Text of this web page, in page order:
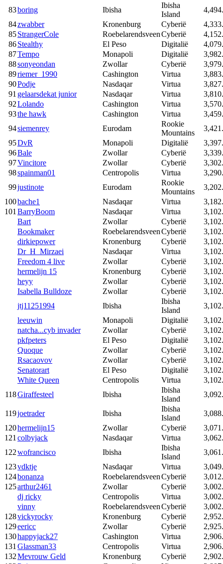
83boring Ibisha
Ibisha
Island
84zwabber Kronenburg Cyberië
85StrangerCole RoebelarendsveenCyberië
86Stealthy El Peso Digitalië
87Tempo Monapoli Digitalië
88sonyeondan Zwollar Cyberië
89riemer_1990 Cashington Virtua
90Podje Nasdaqar Virtua
91 gelaarsdekat junior Nasdaqar Virtua
92Lolando Cashington Virtua
93the hawk Cashington Virtua
94siemenrey Eurodam
Rookie
Mountains
95DvR Monapoli Digitalië
96Bale Zwollar Cyberië
97Vincitore Zwollar Cyberië
98spainman01 Centropolis Virtua
99justinote Eurodam
Rookie
Mountains
100bache1 Nasdaqar Virtua
101 BarryBoom Nasdaqar Virtua
Bart
Zwollar Cyberië
Bookmaker
RoebelarendsveenCyberië
dirkiepower
Kronenburg Cyberië
Dr_H_Mirzaei
Nasdaqar Virtua
Freedom 4 live
Zwollar Cyberië
hermelijn 15
Kronenburg Cyberië
heyy
Zwollar Cyberië
Isabella Bulldoze
Zwollar Cyberië
jtj11251994
Ibisha
Ibisha
Island
leeuwin
Monapoli Digitalië
natcha...cyb invader
Zwollar Cyberië
pkfpeters
El Peso Digitalië
Quoque
Zwollar Cyberië
Rsacaovov
Zwollar Cyberië
Senatorart
El Peso Digitalië
White Queen
Centropolis Virtua
118Giraffesteel Ibisha
Ibisha
Island
119joetrader Ibisha
Ibisha
Island
120hermelijn15 Zwollar Cyberië
121 colbyjack Nasdaqar Virtua
122wofrancisco Ibisha
Ibisha
Island
123vdktje Nasdaqar Virtua
124bonanza RoebelarendsveenCyberië
125arthur2461 Zwollar Cyberië
dj ricky
Centropolis Virtua
vinny
RoebelarendsveenCyberië
128vickyrocky Kronenburg Cyberië
129eericc Zwollar Cyberië
130happyjack27 Cashington Virtua
131 Glassman33 Centropolis Virtua
132Mevrouw Geld Kronenburg Cyberië